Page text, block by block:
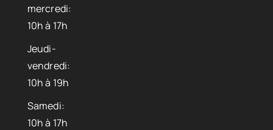
mercredi:
10h à 17h
Jeudi-
vendredi:
10h à 19h
Samedi:
10h à 17h